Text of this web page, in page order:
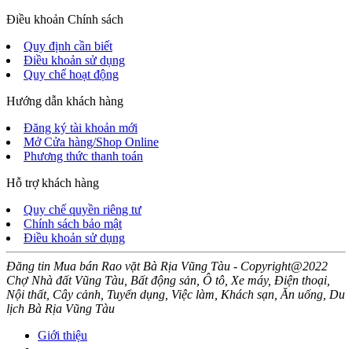
Điều khoản Chính sách
Quy định cần biết
Điều khoản sử dụng
Quy chế hoạt động
Hướng dẫn khách hàng
Đăng ký tài khoản mới
Mở Cửa hàng/Shop Online
Phương thức thanh toán
Hỗ trợ khách hàng
Quy chế quyền riêng tư
Chính sách bảo mật
Điều khoản sử dụng
Đăng tin Mua bán Rao vặt Bà Rịa Vũng Tàu - Copyright@2022
Chợ Nhà đất Vũng Tàu, Bất động sản, Ô tô, Xe máy, Điện thoại,
Nội thất, Cây cảnh, Tuyển dụng, Việc làm, Khách sạn, Ăn uống, Du
lịch Bà Rịa Vũng Tàu
Giới thiệu